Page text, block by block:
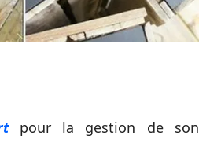
pour la gestion de son